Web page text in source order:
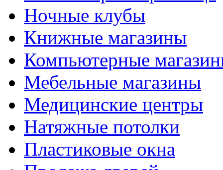
Ночные клубы
Книжные магазины
Компьютерные
Мебельные магазины
Медицинские центры
Натяжные потолки
Пластиковые окна